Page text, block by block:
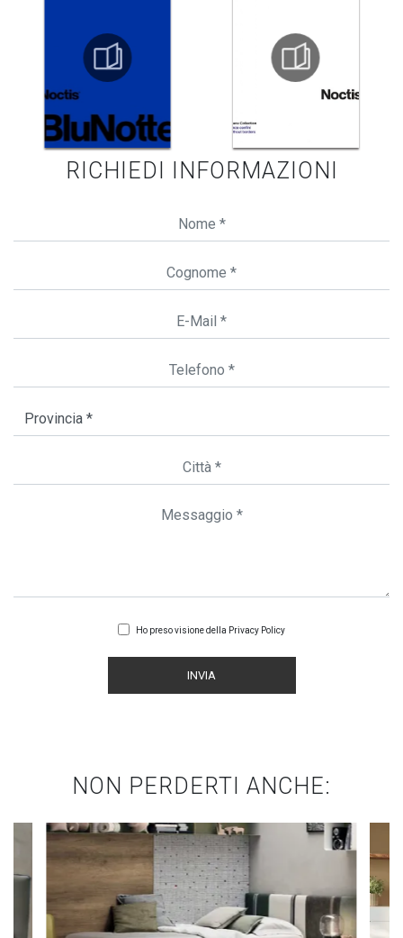
RICHIEDI INFORMAZIONI
Ho preso visione della Privacy Policy
INVIA
NON PERDERTI ANCHE: